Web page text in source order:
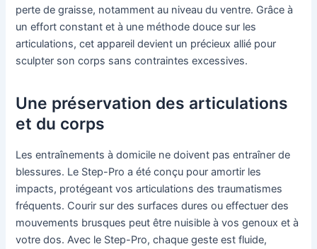
perte de graisse, notamment au niveau du ventre. Grâce à
un effort constant et à une méthode douce sur les
articulations, cet appareil devient un précieux allié pour
sculpter son corps sans contraintes excessives.
Une préservation des articulations
et du corps
Les entraînements à domicile ne doivent pas entraîner de
blessures. Le Step-Pro a été conçu pour amortir les
impacts, protégeant vos articulations des traumatismes
fréquents. Courir sur des surfaces dures ou effectuer des
mouvements brusques peut être nuisible à vos genoux et à
votre dos. Avec le Step-Pro, chaque geste est fluide,